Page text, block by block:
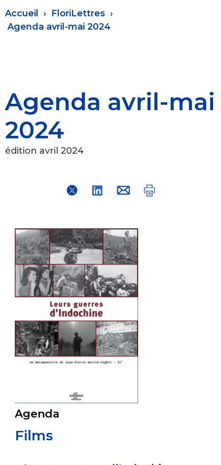
Fil
d'Ariane
Accueil
FloriLettres
Agenda avril-mai 2024
Agenda avril-mai
2024
édition avril 2024
Agenda
Films